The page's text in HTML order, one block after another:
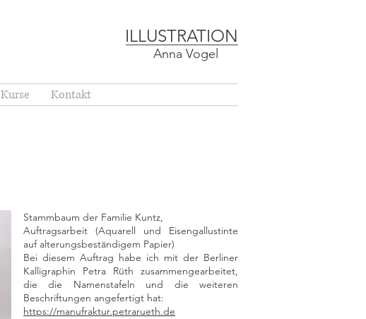
ILLUSTRATION
Anna Vogel
Kurse Kontakt
Stammbaum der Familie Kuntz,
Auftragsarbeit (Aquarell und Eisengallustinte
auf alterungsbeständigem Papier)
Bei diesem Auftrag habe ich mit der Berliner
Kalligraphin Petra Rüth zusammengearbeitet,
die die Namenstafeln und die weiteren
Beschriftungen angefertigt hat:
https://manufraktur.petrarueth.de